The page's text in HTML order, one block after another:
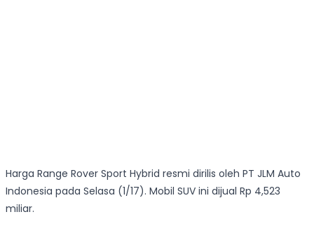
Harga Range Rover Sport Hybrid resmi dirilis oleh PT JLM Auto
Indonesia pada Selasa (1/17). Mobil SUV ini dijual Rp 4,523
miliar.